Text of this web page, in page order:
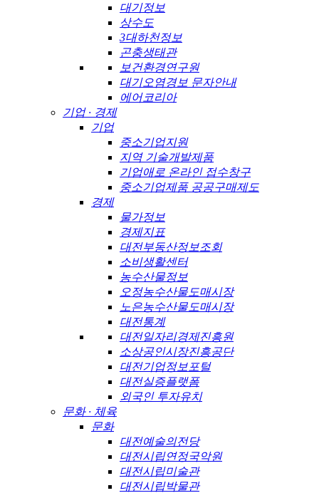
대기정보
상수도
3대하천정보
곤충생태관
보건환경연구원
대기오염경보 문자안내
에어코리아
기업 · 경제
기업
중소기업지원
지역 기술개발제품
기업애로 온라인 접수창구
중소기업제품 공공구매제도
경제
물가정보
경제지표
대전부동산정보조회
소비생활센터
농수산물정보
오정농수산물도매시장
노은농수산물도매시장
대전통계
대전일자리경제진흥원
소상공인시장진흥공단
대전기업정보포털
대전실증플랫폼
외국인 투자유치
문화 · 체육
문화
대전예술의전당
대전시립연정국악원
대전시립미술관
대전시립박물관